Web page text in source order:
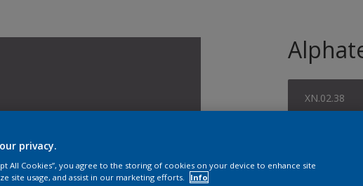
XN.02.38
privacy.
All Cookies”, you agree to the storing of cookies on your device to enhance site
site usage, and assist in our marketing efforts.
Info